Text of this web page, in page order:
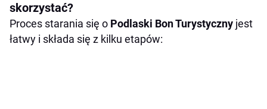
skorzystać?
Proces starania się o Podlaski Bon Turystyczny jest
łatwy i składa się z kilku etapów: